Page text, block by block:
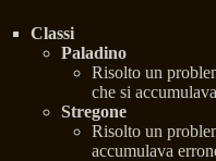
Classi
Paladino
Risolto un
che si
Stregone
Risolto un
accumulava